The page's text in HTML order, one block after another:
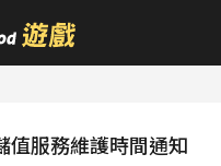
服務維護時間通知